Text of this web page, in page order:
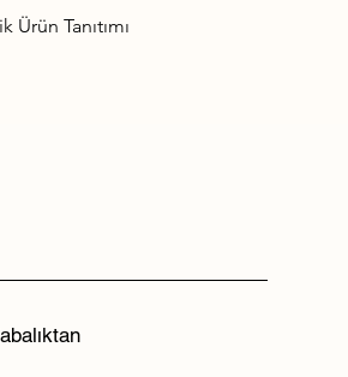
Tanıtımı